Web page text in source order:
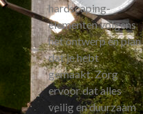
hardscaping-
elementen volgens
het ontwerp en plan
dat je hebt
gemaakt. Zorg
ervoor dat alles
veilig en duurzaam